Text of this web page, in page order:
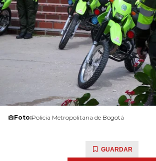
Foto:Policia Metropolitana de Bogotá
GUARDAR